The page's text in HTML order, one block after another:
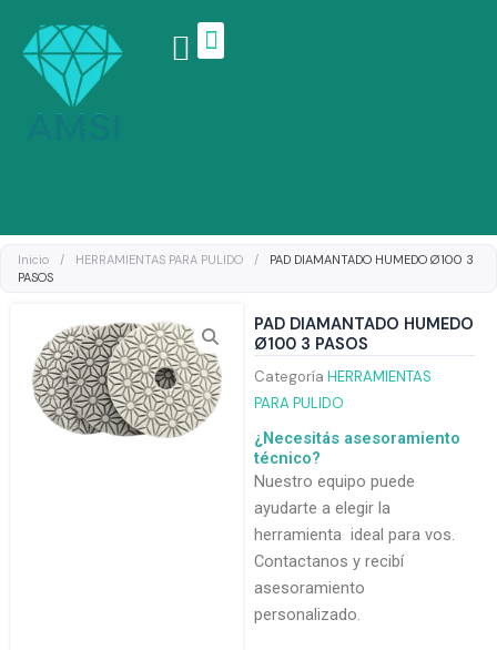
contenido
Inicio / HERRAMIENTAS PARA PULIDO /
PAD DIAMANTADO HUMEDO Ø100 3
PASOS
PAD DIAMANTADO HUMEDO
Ø100 3 PASOS
Categoría HERRAMIENTAS
PARA PULIDO
¿Necesitás asesoramiento
técnico?
Nuestro equipo puede
ayudarte a elegir la
herramienta ideal para vos.
Contactanos y recibí
asesoramiento
personalizado.